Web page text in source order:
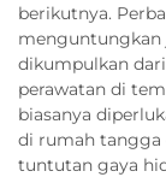
berikutnya.
menguntungkan
dikumpulkan
perawatan di
biasanya
di rumah tangga
tuntutan gaya